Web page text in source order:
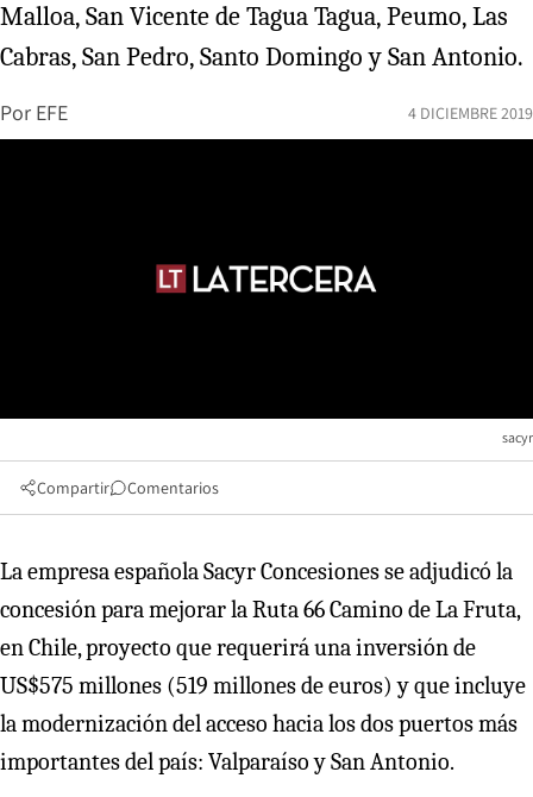
Malloa, San Vicente de Tagua Tagua, Peumo, Las
Cabras, San Pedro, Santo Domingo y San Antonio.
Por EFE 4 DICIEMBRE 2019
sacyr
Compartir Comentarios
La empresa española Sacyr Concesiones se adjudicó la
concesión para mejorar la Ruta 66 Camino de La Fruta,
en Chile, proyecto que requerirá una inversión de
US$575 millones (519 millones de euros) y que incluye
la modernización del acceso hacia los dos puertos más
importantes del país: Valparaíso y San Antonio.